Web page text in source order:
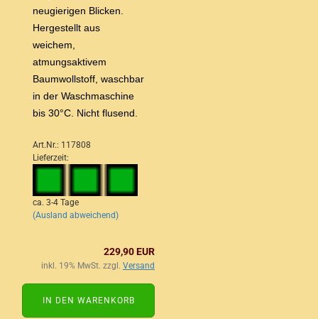
neugierigen Blicken.
Hergestellt aus
weichem,
atmungsaktivem
Baumwollstoff, waschbar
in der Waschmaschine
bis 30°C. Nicht flusend.
Art.Nr.: 117808
Lieferzeit:
ca. 3-4 Tage
(Ausland abweichend)
229,90 EUR
inkl. 19% MwSt. zzgl. Versand
IN DEN WARENKORB